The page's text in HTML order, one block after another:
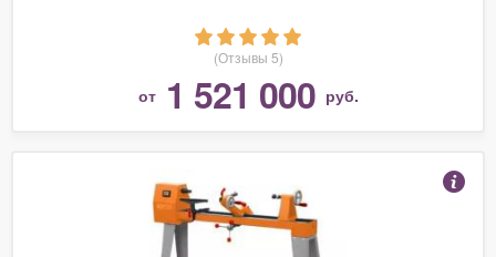
(Отзывы 5)
от 1 521 000 руб.